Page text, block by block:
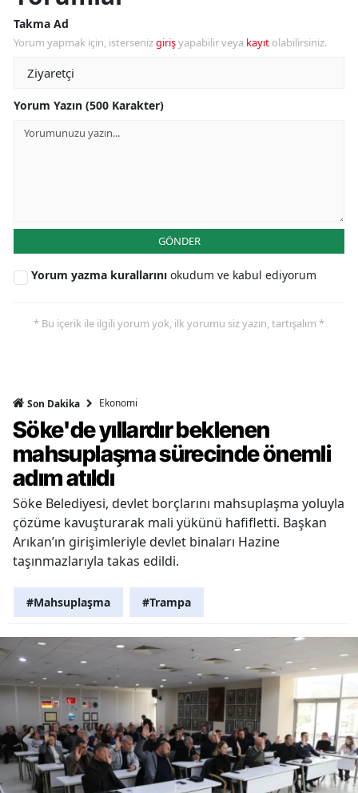
Takma Ad
Yorum yapmak için, istersenizgirişyapabilir veya kayıt olabilirsiniz.
Yorum Yazın (500 Karakter)
GÖNDER
Yorum yazma kurallarını okudum ve kabul ediyorum
* Bu içerik ile ilgili yorum yok, ilk yorumu siz yazın, tartışalım *
Son Dakika Ekonomi
Söke'de yıllardır beklenen
mahsuplaşma sürecinde önemli
adım atıldı
Söke Belediyesi, devlet borçlarını mahsuplaşma yoluyla
çözüme kavuşturarak mali yükünü hafifletti. Başkan
Arıkan’ın girişimleriyle devlet binaları Hazine
taşınmazlarıyla takas edildi.
#Mahsuplaşma #Trampa